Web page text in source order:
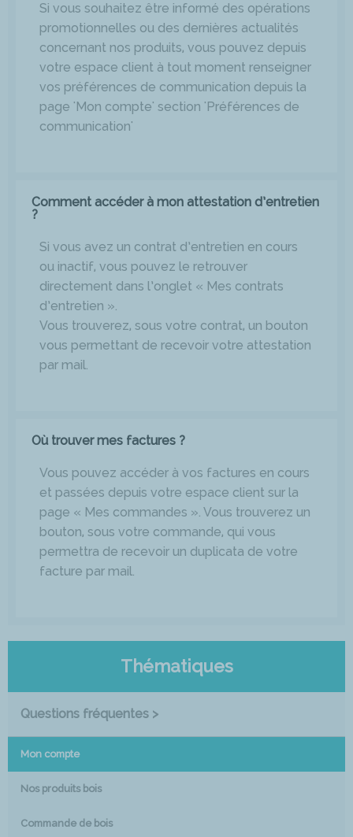
Thématiques
Questions fréquentes >
Mon compte
Nos produits bois
Commande de bois
Si vous souhaitez être informé des opérations
promotionnelles ou des dernières actualités
concernant nos produits, vous pouvez depuis
votre espace client à tout moment renseigner
vos préférences de communication depuis la
page 'Mon compte' section 'Préférences de
communication'
Comment accéder à mon attestation d’entretien
?
Si vous avez un contrat d’entretien en cours
ou inactif, vous pouvez le retrouver
directement dans l’onglet « Mes contrats
d’entretien ».
Vous trouverez, sous votre contrat, un bouton
vous permettant de recevoir votre attestation
par mail.
Où trouver mes factures ?
Vous pouvez accéder à vos factures en cours
et passées depuis votre espace client sur la
page « Mes commandes ». Vous trouverez un
bouton, sous votre commande, qui vous
permettra de recevoir un duplicata de votre
facture par mail.